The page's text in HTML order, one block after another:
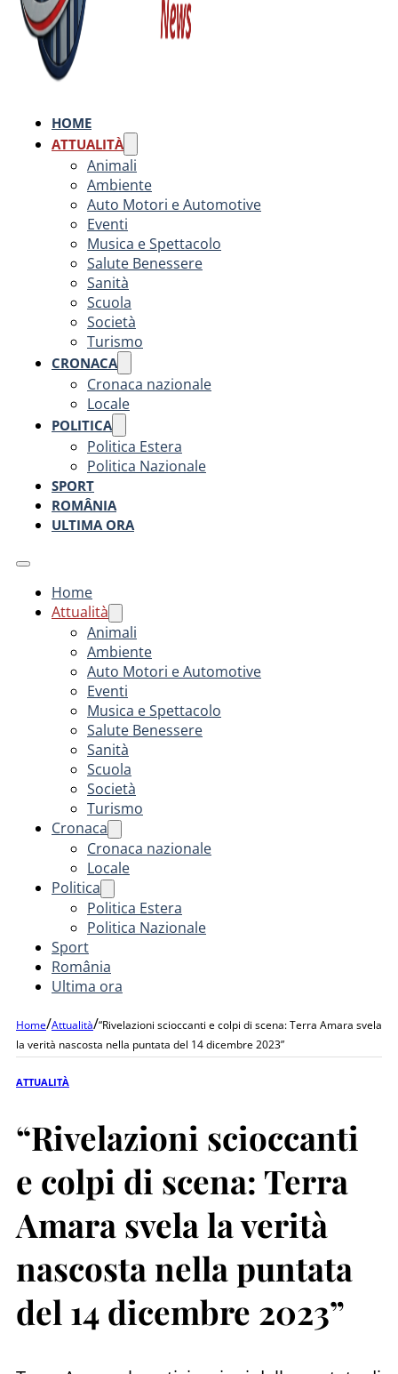
HOME
ATTUALITÀ
Animali
Ambiente
Auto Motori e Automotive
Eventi
Musica e Spettacolo
Salute Benessere
Sanità
Scuola
Società
Turismo
CRONACA
Cronaca nazionale
Locale
POLITICA
Politica Estera
Politica Nazionale
SPORT
ROMÂNIA
ULTIMA ORA
Home
Attualità
Animali
Ambiente
Auto Motori e Automotive
Eventi
Musica e Spettacolo
Salute Benessere
Sanità
Scuola
Società
Turismo
Cronaca
Cronaca nazionale
Locale
Politica
Politica Estera
Politica Nazionale
Sport
România
Ultima ora
Home/Attualità/“Rivelazioni scioccanti e colpi di scena: Terra Amara svela
la verità nascosta nella puntata del 14 dicembre 2023”
ATTUALITÀ
“Rivelazioni scioccanti
e colpi di scena: Terra
Amara svela la verità
nascosta nella puntata
del 14 dicembre 2023”